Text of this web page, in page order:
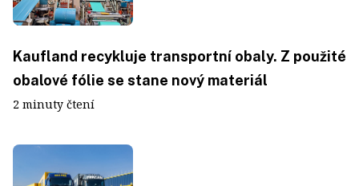
Kaufland recykluje transportní obaly. Z použité
obalové fólie se stane nový materiál
2 minuty čtení